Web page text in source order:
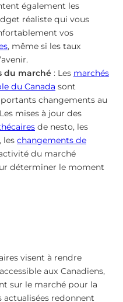
également les
réaliste qui vous
vos
, même si les taux
du marché : Les marchés
du Canada sont
changements au
mises à jour des
de nesto, les
, les changements de
du marché
déterminer le moment
visent à rendre
aux Canadiens,
sur le marché pour la
actualisées redonnent